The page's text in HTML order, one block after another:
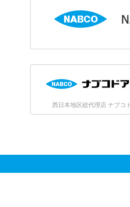
西日本地区総代理店 ナブコ